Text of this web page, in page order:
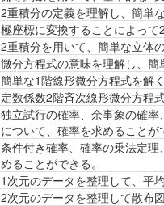
2重積分の定義を理解し、簡単
極座標に変換することによっ
2重積分を用いて、簡単な立体
微分方程式の意味を理解し、
簡単な1階線形微分方程式を解
定数係数2階斉次線形微分方程
独立試行の確率、余事象の確
について、確率を求めることが
条件付き確率、確率の乗法定
めることができる。
1次元のデータを整理して、平
2次元のデータを整理して散布